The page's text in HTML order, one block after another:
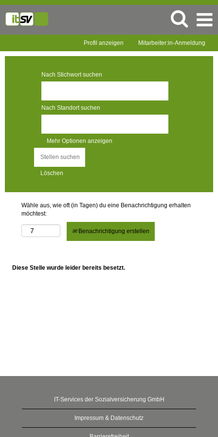
Profil anzeigen Mitarbeiter:in-Anmeldung
Nach Stichwort suchen
Nach Standort suchen
Mehr Optionen anzeigen
Löschen
Wähle aus, wie oft (in Tagen) du eine Benachrichtigung erhalten
möchtest:
Benachrichtigung erstellen
Diese Stelle wurde leider bereits besetzt.
IT-Services der Sozialversicherung GmbH
Impressum & Datenschutz